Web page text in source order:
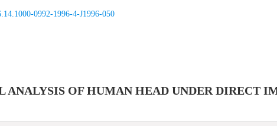
0992-1996-4-J1996-050
OF HUMAN HEAD UNDER DIRECT